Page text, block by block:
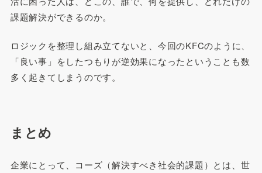
課題解決ができるのか。
ロジックを整理し組み立てないと、今回のKFCのように、
「良い事」をしたつもりが逆効果になったということも数
多く起きてしまうのです。
まとめ
企業にとって、コーズ（解決すべき社会的課題）とは、世